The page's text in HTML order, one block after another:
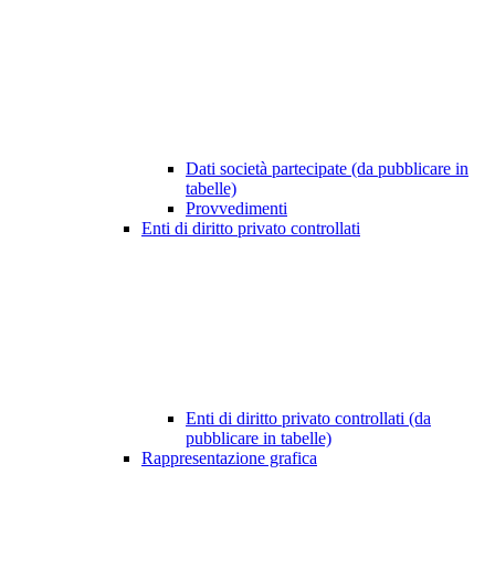
Dati società partecipate (da pubblicare in
tabelle)
Provvedimenti
Enti di diritto privato controllati
Enti di diritto privato controllati (da
pubblicare in tabelle)
Rappresentazione grafica